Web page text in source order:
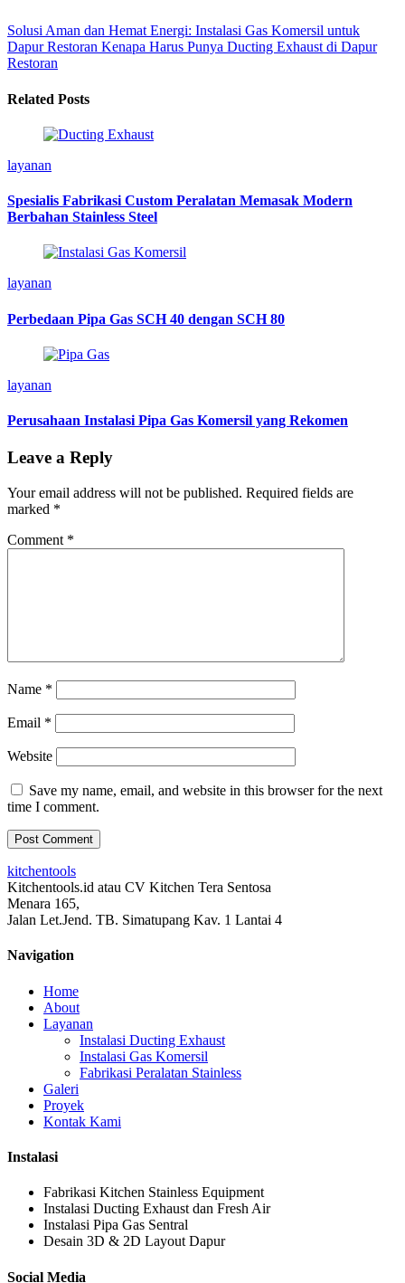
Solusi Aman dan Hemat Energi: Instalasi Gas Komersil untuk
Dapur Restoran Kenapa Harus Punya Ducting Exhaust di Dapur
Restoran
Related Posts
layanan
Spesialis Fabrikasi Custom Peralatan Memasak Modern
Berbahan Stainless Steel
layanan
Perbedaan Pipa Gas SCH 40 dengan SCH 80
layanan
Perusahaan Instalasi Pipa Gas Komersil yang Rekomen
Leave a Reply
Your email address will not be published. Required fields are
marked *
Comment *
Name *
Email *
Website
Save my name, email, and website in this browser for the next
time I comment.
kitchentools
Kitchentools.id atau CV Kitchen Tera Sentosa
Menara 165,
Jalan Let.Jend. TB. Simatupang Kav. 1 Lantai 4
Navigation
Home
About
Layanan
Instalasi Ducting Exhaust
Instalasi Gas Komersil
Fabrikasi Peralatan Stainless
Galeri
Proyek
Kontak Kami
Instalasi
Fabrikasi Kitchen Stainless Equipment
Instalasi Ducting Exhaust dan Fresh Air
Instalasi Pipa Gas Sentral
Desain 3D & 2D Layout Dapur
Social Media